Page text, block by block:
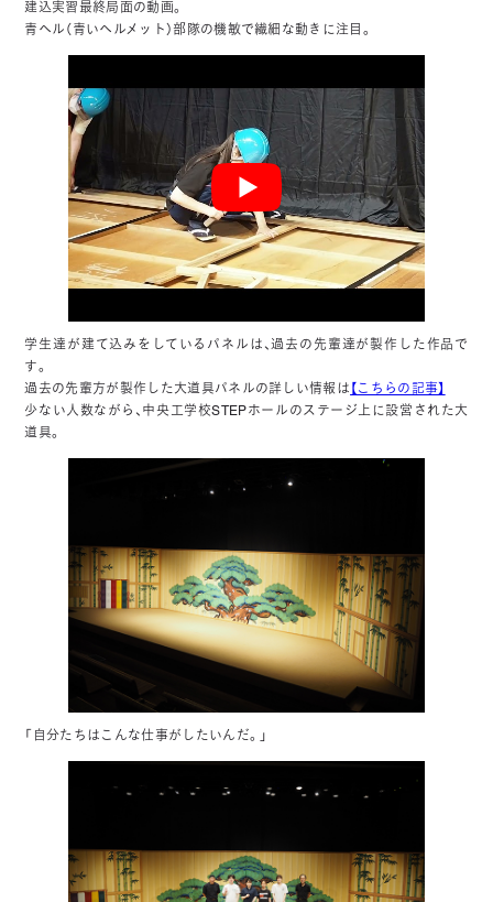
建込実習最終局面の動画。
青ヘル（青いヘルメット）部隊の機敏で繊細な動きに注目。
学生達が建て込みをしているパネルは、過去の先輩達が製作した作品で
す。
過去の先輩方が製作した大道具パネルの詳しい情報は 【こちらの記事】
少ない人数ながら、中央工学校STEPホールのステージ上に設営された大
道具。
「自分たちはこんな仕事がしたいんだ。」